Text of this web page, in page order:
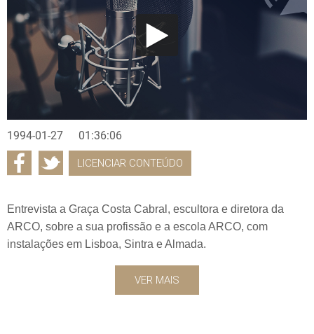
1994-01-27 01:36:06
LICENCIAR CONTEÚDO
Entrevista a Graça Costa Cabral, escultora e diretora da
ARCO, sobre a sua profissão e a escola ARCO, com
instalações em Lisboa, Sintra e Almada.
VER MAIS